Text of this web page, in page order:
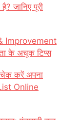
जानिए पूरी
Improvement
के अचूक टिप्स
करें अपना
Online